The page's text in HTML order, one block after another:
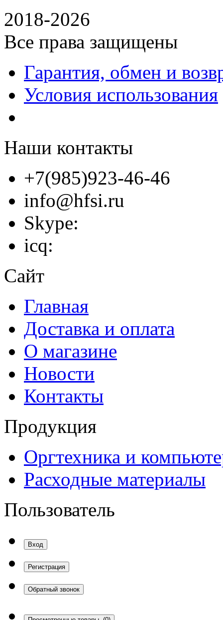
2018-2026
Все права защищены
Гарантия, обмен и
Условия использования
Наши контакты
+7(985)923-46-46
info@hfsi.ru
Skype:
icq:
Сайт
Главная
Доставка и оплата
О магазине
Новости
Контакты
Продукция
Оргтехника и
Расходные материалы
Пользователь
Вход
Регистрация
Обратный звонок